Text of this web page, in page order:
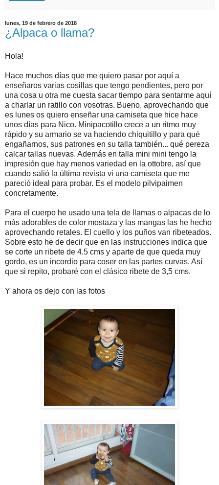
lunes, 19 de febrero de 2018
¿Alpaca o llama?
Hola!
Hace muchos días que me quiero pasar por aquí a
enseñaros varias cosillas que tengo pendientes, pero por
una cosa u otra me cuesta sacar tiempo para sentarme aquí
a charlar un ratillo con vosotras. Bueno, aprovechando que
es lunes os quiero enseñar una camiseta que hice hace
unos días para Nico. Minipacotillo crece a un ritmo muy
rápido y su armario se va haciendo chiquitillo y para qué
engañarnos, sus patrones en su talla también... qué pereza
calcar tallas nuevas. Además en talla mini mini tengo la
impresión que hay menos variedad en la ottobre, así que
cuando salió la última revista vi una camiseta que me
pareció ideal para probar. Es el modelo pilvipaimen
concretamente.
Para el cuerpo he usado una tela de llamas o alpacas de lo
más adorables de color mostaza y las mangas las he hecho
aprovechando retales. El cuello y los puños van ribeteados.
Sobre esto he de decir que en las instrucciones indica que
se corte un ribete de 4.5 cms y aparte de que queda muy
gordo, es un incordio para coser en las partes curvas. Así
que si repito, probaré con el clásico ribete de 3,5 cms.
Y ahora os dejo con las fotos